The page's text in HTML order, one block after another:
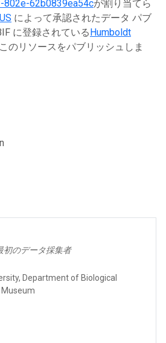
62b0839ea54cが割り当てら
によって承認されたデータ パブ
に登録されているHumboldt
のリソースをパブリッシュしま
初のデータ採集者
Department of Biological